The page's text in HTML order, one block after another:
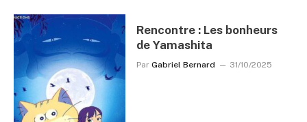
Rencontre : Les bonheurs
de Yamashita
Par Gabriel Bernard 31/10/2025